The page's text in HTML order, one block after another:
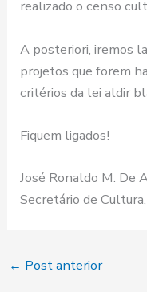
realizado o censo
A posteriori, iremos
projetos que forem
critérios da lei aldir
Fiquem ligados!
José Ronaldo M. De
Secretário de
← Post anterior